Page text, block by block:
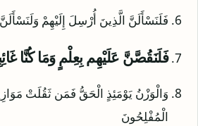
فَلَنَسْأَلَنَّ الَّذِينَ أُرْسِلَ إِلَيْهِمْ
فَلَنَقُصَّنَّ عَلَيْهِم بِعِلْمٍ وَمَا كُنَّا
وَالْوَزْنُ يَوْمَئِذٍ الْحَقُّ فَمَن ثَقُلَتْ
الْمُفْلِحُونَ